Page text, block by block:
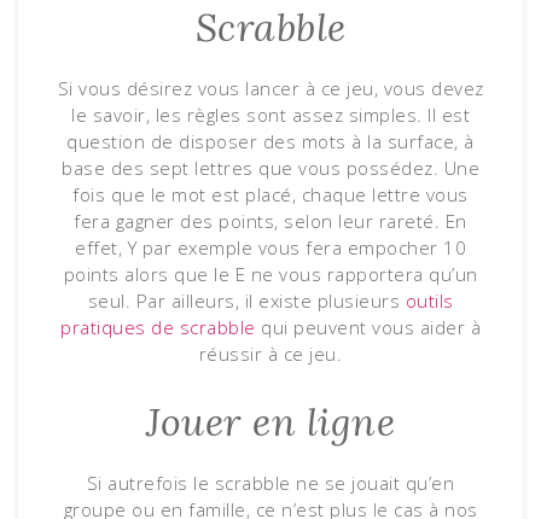
Scrabble
Si vous désirez vous lancer à ce jeu, vous devez
le savoir, les règles sont assez simples. Il est
question de disposer des mots à la surface, à
base des sept lettres que vous possédez. Une
fois que le mot est placé, chaque lettre vous
fera gagner des points, selon leur rareté. En
effet, Y par exemple vous fera empocher 10
points alors que le E ne vous rapportera qu’un
seul. Par ailleurs, il existe plusieurs outils
pratiques de scrabble qui peuvent vous aider à
réussir à ce jeu.
Jouer en ligne
Si autrefois le scrabble ne se jouait qu’en
groupe ou en famille, ce n’est plus le cas à nos